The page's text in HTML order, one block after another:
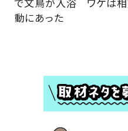
動にあった